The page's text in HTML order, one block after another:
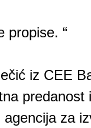
propise. “
iz CEE
predanost
agencija za